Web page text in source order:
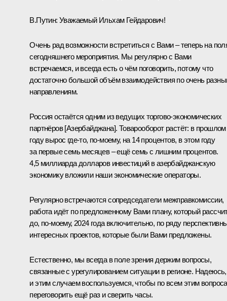
В.Путин: Уважаемый Ильхам Гейдарович!
Очень рад возможности встретиться с Вами – теперь на
сегодняшнего мероприятия. Мы регулярно с Вами
встречаемся, и всегда есть о чём поговорить, потому что
достаточно большой объём взаимодействия по очень
направлениям.
Россия остаётся одним из ведущих торгово-экономических
партнёров [Азербайджана]. Товарооборот растёт: в прошлом
году вырос где-то, по-моему, на 14 процентов, в этом году
за первые семь месяцев – ещё семь с лишним процентов.
4,5 миллиарда долларов инвестиций в азербайджанскую
экономику вложили наши экономические операторы.
Регулярно встречаются сопредседатели межправкомиссии,
работа идёт по предложенному Вами плану, который
до, по-моему, 2024 года включительно, по ряду
интересных проектов, которые были Вами предложены.
Естественно, мы всегда в поле зрения держим вопросы,
связанные с урегулированием ситуации в регионе. Надеюсь,
и этим случаем воспользуемся, чтобы по всем этим
переговорить ещё раз и сверить часы.